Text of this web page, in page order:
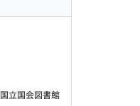
国立国会図書館